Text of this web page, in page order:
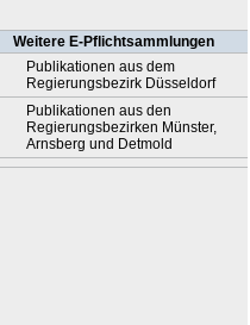
Weitere E-Pflichtsammlungen
Publikationen aus dem
Regierungsbezirk Düsseldorf
Publikationen aus den
Regierungsbezirken Münster,
Arnsberg und Detmold